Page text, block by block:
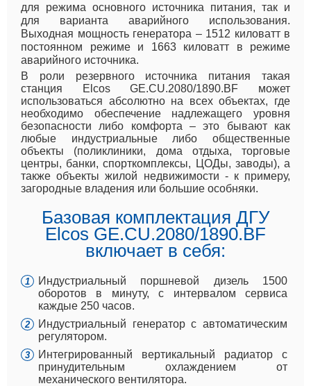
для режима основного источника питания, так и
для варианта аварийного использования.
Выходная мощность генератора – 1512 киловатт в
постоянном режиме и 1663 киловатт в режиме
аварийного источника.
В роли резервного источника питания такая
станция Elcos GE.CU.2080/1890.BF может
использоваться абсолютно на всех объектах, где
необходимо обеспечение надлежащего уровня
безопасности либо комфорта – это бывают как
любые индустриальные либо общественные
объекты (поликлиники, дома отдыха, торговые
центры, банки, спорткомплексы, ЦОДы, заводы), а
также объекты жилой недвижимости - к примеру,
загородные владения или большие особняки.
Базовая комплектация ДГУ
Elcos GE.CU.2080/1890.BF
включает в себя:
Индустриальный поршневой дизель 1500
оборотов в минуту, с интервалом сервиса
каждые 250 часов.
Индустриальный генератор с автоматическим
регулятором.
Интегрированный вертикальный радиатор с
принудительным охлаждением от
механического вентилятора.